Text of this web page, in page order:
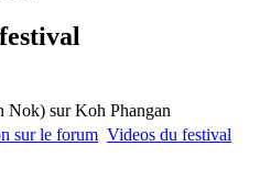
Nok) sur Koh Phangan
sur le forum Videos du festival